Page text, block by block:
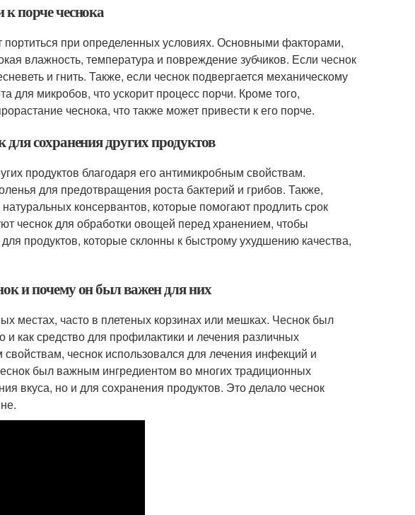
порче чеснока
при определенных условиях. Основными факторами,
влажность, температура и повреждение зубчиков. Если чеснок
и гнить. Также, если чеснок подвергается механическому
для микробов, что ускорит процесс порчи. Кроме того,
чеснока, что также может привести к его порче.
сохранения других продуктов
продуктов благодаря его антимикробным свойствам.
для предотвращения роста бактерий и грибов. Также,
консервантов, которые помогают продлить срок
чеснок для обработки овощей перед хранением, чтобы
продуктов, которые склонны к быстрому ухудшению качества,
и почему он был важен для них
местах, часто в плетеных корзинах или мешках. Чеснок был
и как средство для профилактики и лечения различных
чеснок использовался для лечения инфекций и
был важным ингредиентом во многих традиционных
вкуса, но и для сохранения продуктов. Это делало чеснок